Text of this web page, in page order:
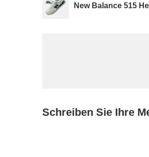
New Balance 515
Schreiben Sie Ihre